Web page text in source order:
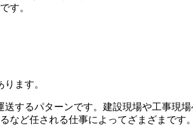
す。
ます。
するパターンです。建設現場や工事現場
など任される仕事によってざまざまです。